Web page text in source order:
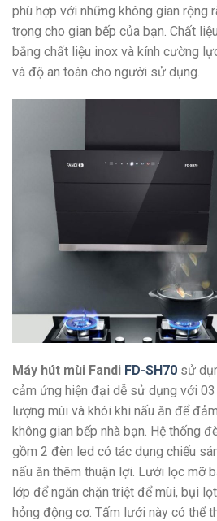
phù hợp với những không gian rộng
trọng cho gian bếp của bạn. Chất
bằng chất liệu inox và kính cường
và độ an toàn cho người sử dụng.
Máy hút mùi Fandi FD-SH70 sử
cảm ứng hiện đại dễ sử dụng với
lượng mùi và khói khi nấu ăn để
không gian bếp nhà bạn. Hệ thống
gồm 2 đèn led có tác dụng chiếu
nấu ăn thêm thuận lợi. Lưới lọc mỡ
lớp để ngăn chặn triệt để mùi, bụi
hỏng động cơ. Tấm lưới này có thể